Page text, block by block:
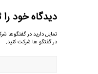
دیدگاه خود
تمایل دارید در گفتگوها
در گفتگو ها شرکت کنید.